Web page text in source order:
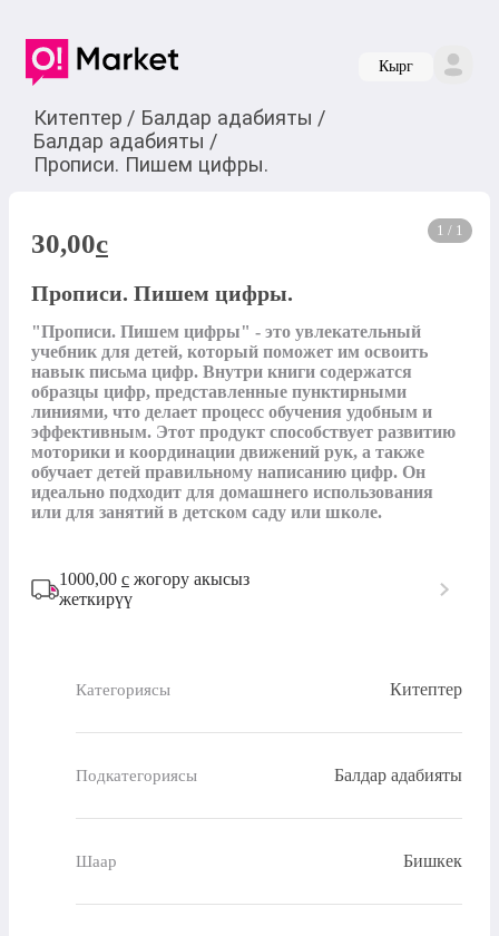
Кырг
Китептер / Балдар адабияты /
Балдар адабияты /
Прописи. Пишем цифры.
1 / 1
30,00c
Прописи. Пишем цифры.
"Прописи. Пишем цифры" - это увлекательный
учебник для детей, который поможет им освоить
навык письма цифр. Внутри книги содержатся
образцы цифр, представленные пунктирными
линиями, что делает процесс обучения удобным и
эффективным. Этот продукт способствует развитию
моторики и координации движений рук, а также
обучает детей правильному написанию цифр. Он
идеально подходит для домашнего использования
или для занятий в детском саду или школе.
1000,00 с жогору акысыз
жеткирүү
Категориясы Китептер
Подкатегориясы Балдар адабияты
Шаар Бишкек